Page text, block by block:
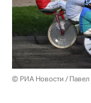
© РИА Новости / Павел